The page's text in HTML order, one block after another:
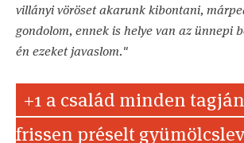
villányi vöröset akarunk kibontani,
gondolom, ennek is helye van az ünnepi
én ezeket javaslom."
+1 a család minden
frissen préselt